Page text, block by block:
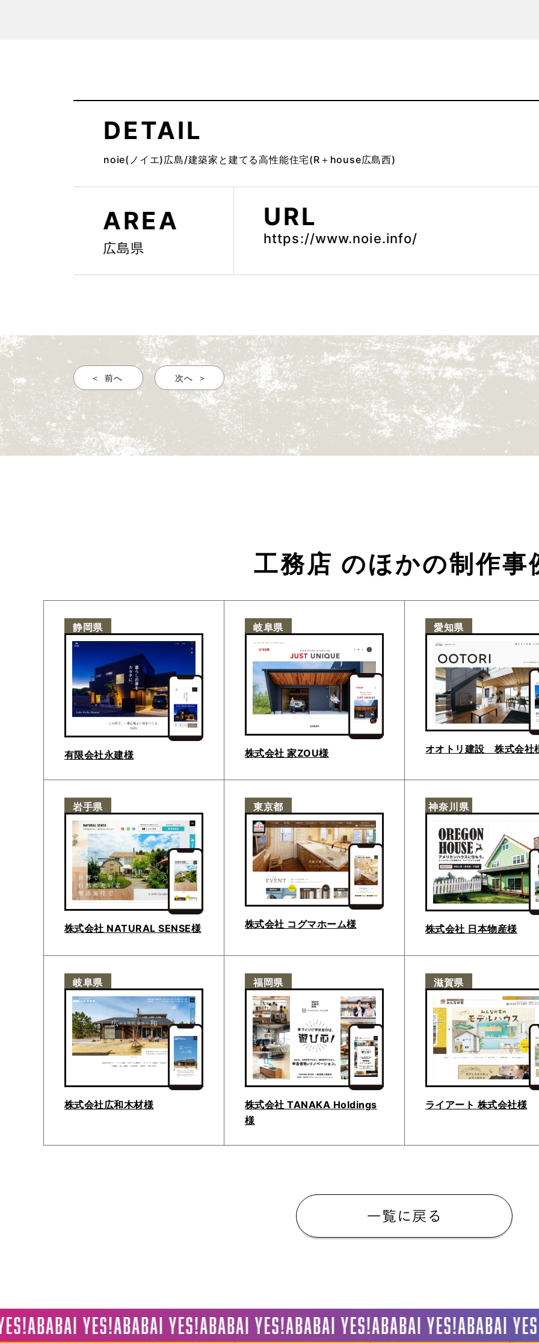
DETAIL
noie(ノイエ)広島/建築家と建てる高性能住宅(R＋house広島西)
AREA
広島県
URL
https://www.noie.info/
前へ 次へ
工務店 のほかの制作事
静岡県
有限会社永建様
岐阜県
株式会社 家ZOU様
愛知県
オオトリ建設 株式会社
岩手県
株式会社 NATURAL SENSE様
東京都
株式会社 コグマホーム様
神奈川県
株式会社 日本物産様
岐阜県
株式会社広和木材様
福岡県
株式会社 TANAKA Holdings
様
滋賀県
ライアート 株式会社様